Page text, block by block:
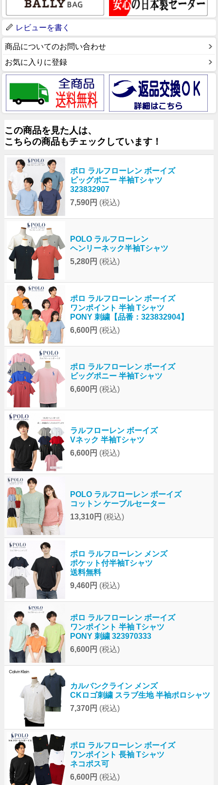
レビューを書く
商品についてのお問い合わせ
お気に入りに登録
この商品を見た人は、
こちらの商品もチェックしています！
ポロ ラルフローレン ボーイズ
ビッグポニー 半袖Tシャツ
323832907
7,590円 (税込)
POLO ラルフローレン
ヘンリーネック半袖Tシャツ
5,280円 (税込)
ポロ ラルフローレン ボーイズ
ワンポイント 半袖 Tシャツ
PONY 刺繍【品番：323832904】
6,600円 (税込)
ポロ ラルフローレン ボーイズ
ビッグポニー 半袖Tシャツ
6,600円 (税込)
ラルフローレン ボーイズ
Vネック 半袖Tシャツ
6,600円 (税込)
POLO ラルフローレン ボーイズ
コットン ケーブルセーター
13,310円 (税込)
ポロ ラルフローレン メンズ
ポケット付半袖Tシャツ
送料無料
9,460円 (税込)
ポロ ラルフローレン ボーイズ
ワンポイント 半袖 Tシャツ
PONY 刺繍 323970333
6,600円 (税込)
カルバンクライン メンズ
CKロゴ刺繍 スラブ生地 半袖ポロシャツ
7,370円 (税込)
ポロ ラルフローレン ボーイズ
ワンポイント 長袖 Tシャツ
ネコポス可
6,600円 (税込)